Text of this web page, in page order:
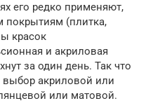
его редко применяют,
покрытиям (плитка,
красок
и акриловая
за один день. Так что
выбор акриловой или
или матовой.